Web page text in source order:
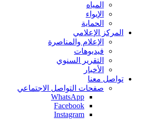
المياه
الإيواء
الحماية
المركز الإعلامي
الإعلام والمناصرة
فيديوهات
التقرير السنوي
الأخبار
تواصل معنا
صفحات التواصل الاجتماعي
WhatsApp
Facebook
Instagram